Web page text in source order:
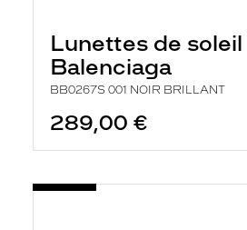
Lunettes de soleil
Balenciaga
BB0267S 001 NOIR BRILLANT
289,00 €